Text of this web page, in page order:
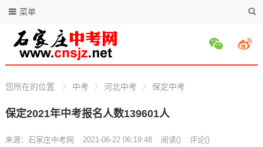
菜单
您所在的位置 中考 河北中考 保定中考
保定2021年中考报名人数139601人
来源： 石家庄中考网 2021-06-22 06:19:48 阅读() 评论()